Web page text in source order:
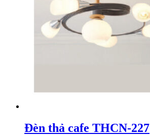
Đèn thả cafe THCN-227